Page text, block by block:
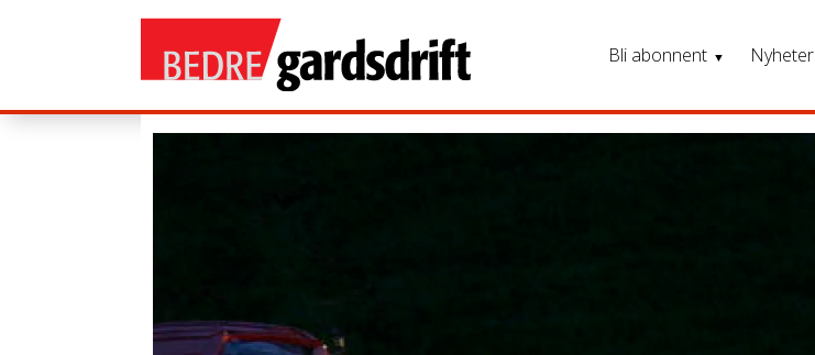
Bli abonnent Nyheter